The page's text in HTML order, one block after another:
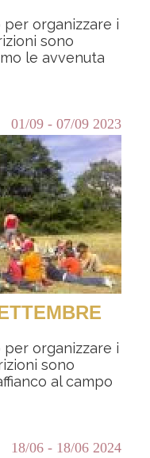
organizzare i
sono
le avvenuta
01/09 - 07/09 2023
organizzare i
sono
al campo
18/06 - 18/06 2024